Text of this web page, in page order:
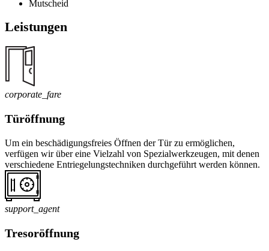
Mutscheid
Leistungen
corporate_fare
Türöffnung
Um ein beschädigungsfreies Öffnen der Tür zu ermöglichen,
verfügen wir über eine Vielzahl von Spezialwerkzeugen, mit denen
verschiedene Entriegelungstechniken durchgeführt werden können.
support_agent
Tresoröffnung